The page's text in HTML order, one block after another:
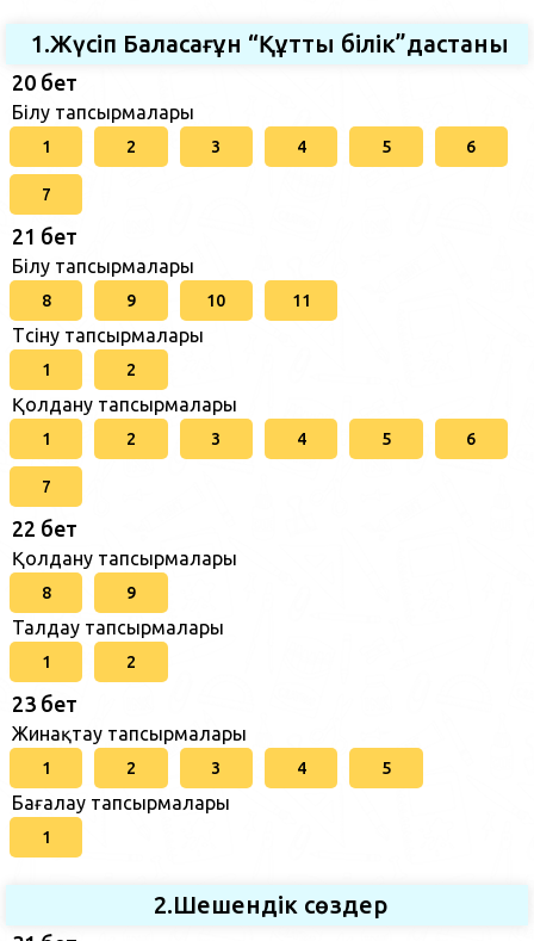
1.Жүсіп Баласағұн “Құтты білік”дастаны
20 бет
Білу тапсырмалары
1 2 3 4 5 6
7
21 бет
Білу тапсырмалары
8 9 10 11
Түсіну тапсырмалары
1 2
Қолдану тапсырмалары
1 2 3 4 5 6
7
22 бет
Қолдану тапсырмалары
8 9
Талдау тапсырмалары
1 2
23 бет
Жинақтау тапсырмалары
1 2 3 4 5
Бағалау тапсырмалары
1
2.Шешендік сөздер